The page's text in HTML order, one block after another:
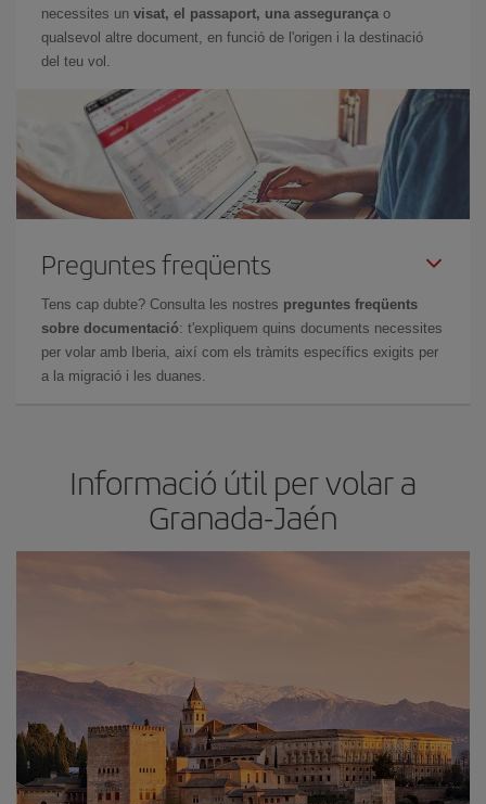
necessites un visat, el passaport, una assegurança o
qualsevol altre document, en funció de l'origen i la destinació
del teu vol.
Preguntes freqüents
Tens cap dubte? Consulta les nostres preguntes freqüents
sobre documentació: t'expliquem quins documents necessites
per volar amb Iberia, així com els tràmits específics exigits per
a la migració i les duanes.
Informació útil per volar a
Granada-Jaén